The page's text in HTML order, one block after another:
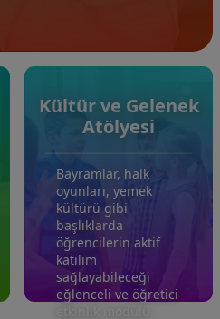
Kültür ve Gelenek
Atölyesi
Bayramlar, halk
oyunları, yemek
kültürü gibi
başlıklarda
öğrencilerin aktif
katılım
sağlayabileceği
eğlenceli ve öğretici